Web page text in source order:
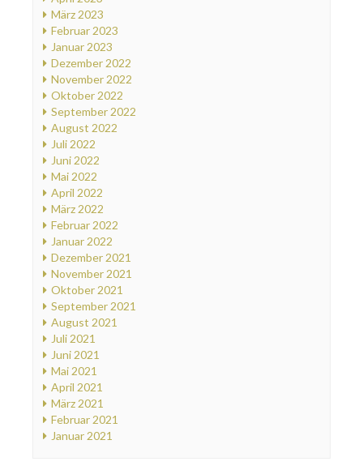
März 2023
Februar 2023
Januar 2023
Dezember 2022
November 2022
Oktober 2022
September 2022
August 2022
Juli 2022
Juni 2022
Mai 2022
April 2022
März 2022
Februar 2022
Januar 2022
Dezember 2021
November 2021
Oktober 2021
September 2021
August 2021
Juli 2021
Juni 2021
Mai 2021
April 2021
März 2021
Februar 2021
Januar 2021